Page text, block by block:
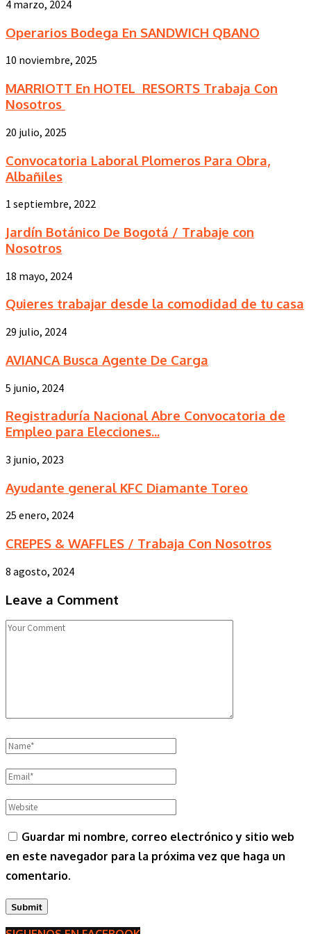
4 marzo, 2024
Operarios Bodega En SANDWICH QBANO
10 noviembre, 2025
MARRIOTT En HOTEL RESORTS Trabaja Con
Nosotros
20 julio, 2025
Convocatoria Laboral Plomeros Para Obra,
Albañiles
1 septiembre, 2022
Jardín Botánico De Bogotá / Trabaje con
Nosotros
18 mayo, 2024
Quieres trabajar desde la comodidad de tu casa
29 julio, 2024
AVIANCA Busca Agente De Carga
5 junio, 2024
Registraduría Nacional Abre Convocatoria de
Empleo para Elecciones...
3 junio, 2023
Ayudante general KFC Diamante Toreo
25 enero, 2024
CREPES & WAFFLES / Trabaja Con Nosotros
8 agosto, 2024
Leave a Comment
Guardar mi nombre, correo electrónico y sitio web
en este navegador para la próxima vez que haga un
comentario.